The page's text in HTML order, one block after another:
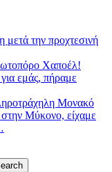
μετά την προχτεσινή
Χαποέλ!
εμάς, πήραμε
Μονακό
Μύκονο, είχαμε